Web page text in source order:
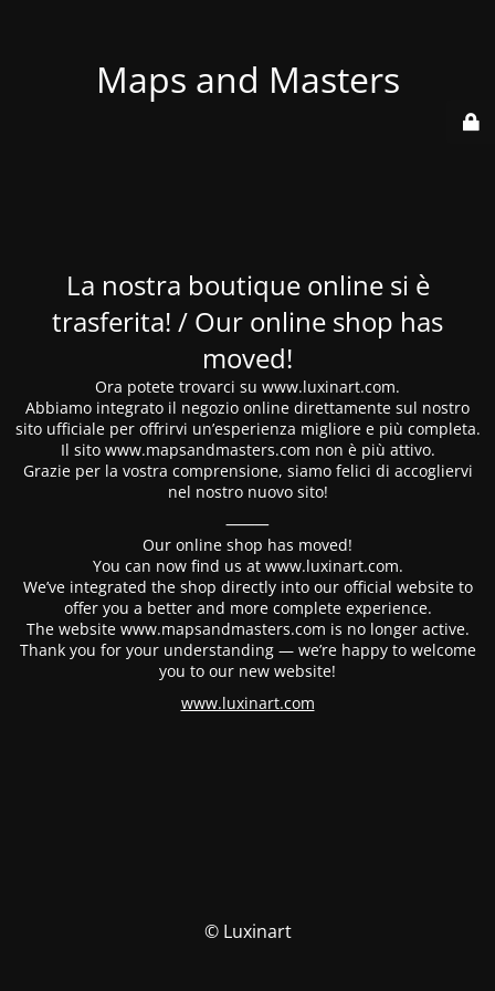
Maps and Masters
La nostra boutique online si è
trasferita! / Our online shop has
moved!
Ora potete trovarci su www.luxinart.com.
Abbiamo integrato il negozio online direttamente sul nostro
sito ufficiale per offrirvi un’esperienza migliore e più completa.
Il sito www.mapsandmasters.com non è più attivo.
Grazie per la vostra comprensione, siamo felici di accogliervi
nel nostro nuovo sito!
⸻
Our online shop has moved!
You can now find us at www.luxinart.com.
We’ve integrated the shop directly into our official website to
offer you a better and more complete experience.
The website www.mapsandmasters.com is no longer active.
Thank you for your understanding — we’re happy to welcome
you to our new website!
www.luxinart.com
© Luxinart